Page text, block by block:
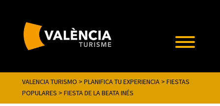
VALENCIA TURISMO > PLANIFICA TU EXPERIENCIA> FIESTAS
POPULARES > FIESTA DE LA BEATA INÉS